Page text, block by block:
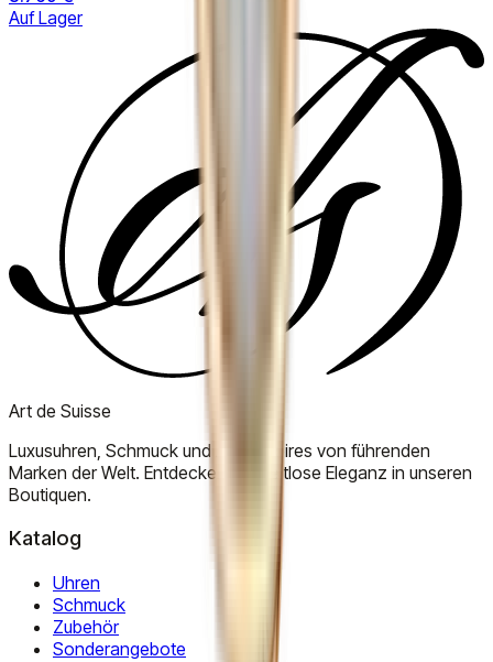
Auf Lager
Art de Suisse
Luxusuhren, Schmuck und Accessoires von führenden
Marken der Welt. Entdecken Sie zeitlose Eleganz in unseren
Boutiquen.
Katalog
Uhren
Schmuck
Zubehör
Sonderangebote